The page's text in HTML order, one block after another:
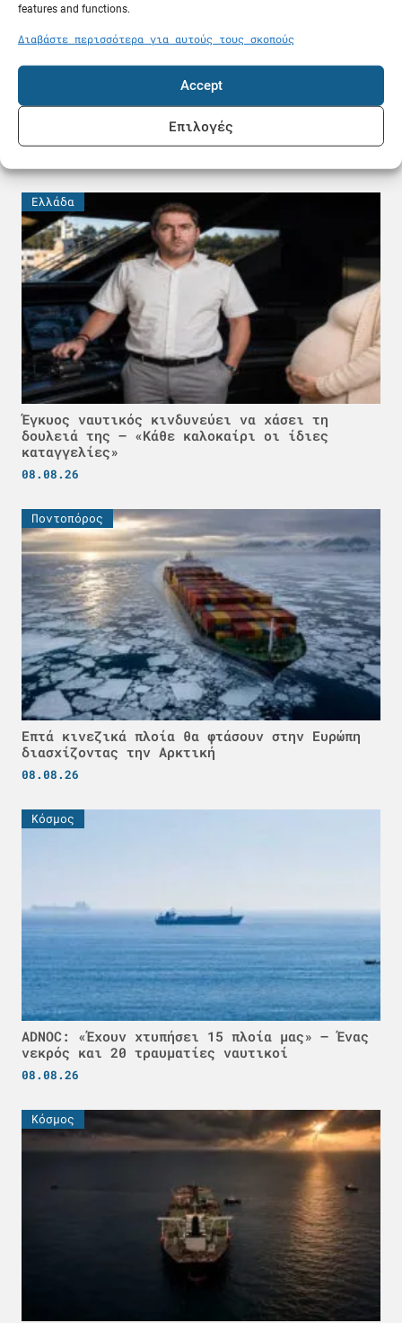
features and functions.
Διαβάστε περισσότερα για αυτούς τους σκοπούς
Accept
Επιλογές
Δεξαμενόπλοιο VLCC πήρε 25 εκατ. δολάρια για
να περάσει από το Ορμούζ
Ελλάδα
Έγκυος ναυτικός κινδυνεύει να χάσει τη
δουλειά της – «Κάθε καλοκαίρι οι ίδιες
καταγγελίες»
08.08.26
Ποντοπόρος
Επτά κινεζικά πλοία θα φτάσουν στην Ευρώπη
διασχίζοντας την Αρκτική
08.08.26
Κόσμος
ADNOC: «Έχουν χτυπήσει 15 πλοία μας» – Ένας
νεκρός και 20 τραυματίες ναυτικοί
08.08.26
Κόσμος